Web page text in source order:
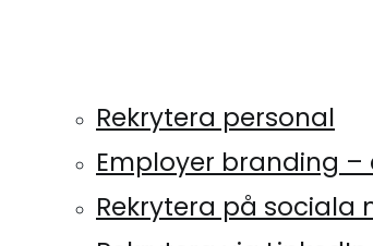
Rekrytera personal
Employer branding
Rekrytera på sociala